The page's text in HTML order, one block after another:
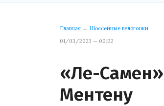
Главная → Шоссейные велогонки
01/03/2023 — 00:02
«Ле-
Ментену